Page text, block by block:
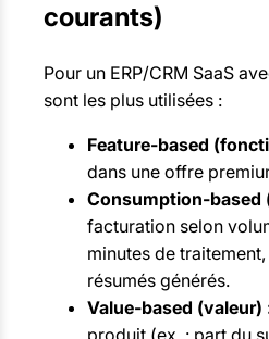
courants)
Pour un ERP/CRM SaaS
sont les plus utilisées :
Feature-based
dans une offre
Consumption-based
facturation selon
minutes de
résumés générés.
Value-based (valeur)